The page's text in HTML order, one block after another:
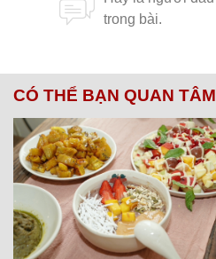
CÓ THỂ BẠN QUAN TÂM